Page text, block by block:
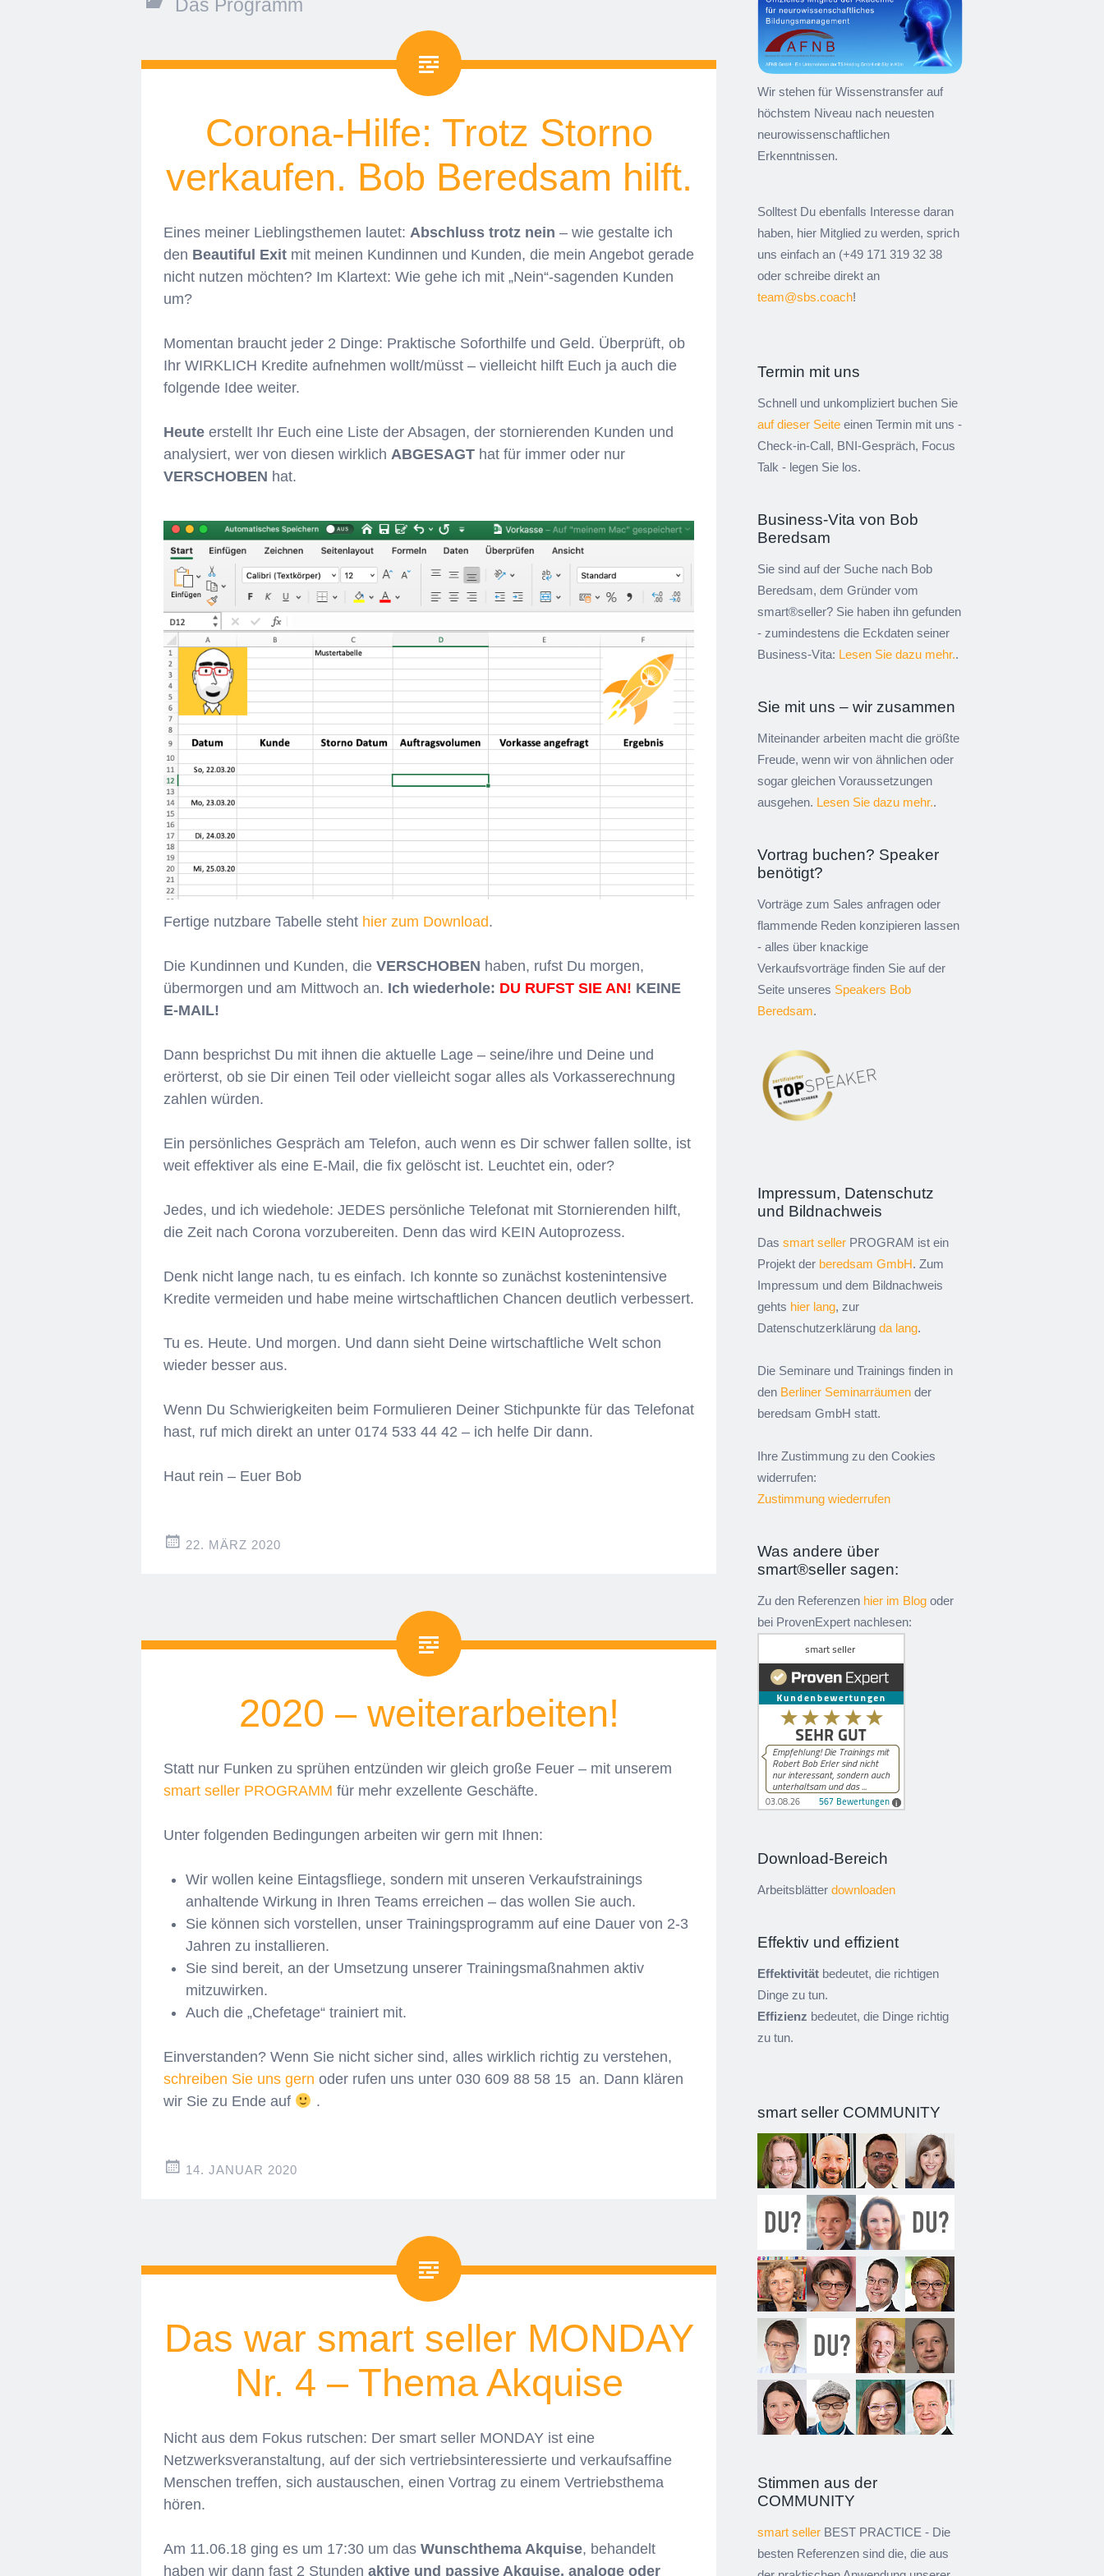
Das Programm
Corona-Hilfe: Trotz Storno
verkaufen. Bob Beredsam hilft.
Eines meiner Lieblingsthemen lautet: Abschluss trotz nein – wie gestalte ich
den Beautiful Exit mit meinen Kundinnen und Kunden, die mein Angebot gerade
nicht nutzen möchten? Im Klartext: Wie gehe ich mit „Nein“-sagenden Kunden
um?
Momentan braucht jeder 2 Dinge: Praktische Soforthilfe und Geld. Überprüft, ob
Ihr WIRKLICH Kredite aufnehmen wollt/müsst – vielleicht hilft Euch ja auch die
folgende Idee weiter.
Heute erstellt Ihr Euch eine Liste der Absagen, der stornierenden Kunden und
analysiert, wer von diesen wirklich ABGESAGT hat für immer oder nur
VERSCHOBEN hat.
Fertige nutzbare Tabelle steht hier zum Download.
Die Kundinnen und Kunden, die VERSCHOBEN haben, rufst Du morgen,
übermorgen und am Mittwoch an. Ich wiederhole: DU RUFST SIE AN! KEINE
E-MAIL!
Dann besprichst Du mit ihnen die aktuelle Lage – seine/ihre und Deine und
erörterst, ob sie Dir einen Teil oder vielleicht sogar alles als Vorkasserechnung
zahlen würden.
Ein persönliches Gespräch am Telefon, auch wenn es Dir schwer fallen sollte, ist
weit effektiver als eine E-Mail, die fix gelöscht ist. Leuchtet ein, oder?
Jedes, und ich wiedehole: JEDES persönliche Telefonat mit Stornierenden hilft,
die Zeit nach Corona vorzubereiten. Denn das wird KEIN Autoprozess.
Denk nicht lange nach, tu es einfach. Ich konnte so zunächst kostenintensive
Kredite vermeiden und habe meine wirtschaftlichen Chancen deutlich verbessert.
Tu es. Heute. Und morgen. Und dann sieht Deine wirtschaftliche Welt schon
wieder besser aus.
Wenn Du Schwierigkeiten beim Formulieren Deiner Stichpunkte für das Telefonat
hast, ruf mich direkt an unter 0174 533 44 42 – ich helfe Dir dann.
Haut rein – Euer Bob
22. MÄRZ 2020
2020 – weiterarbeiten!
Statt nur Funken zu sprühen entzünden wir gleich große Feuer – mit unserem
smart seller PROGRAMM für mehr exzellente Geschäfte.
Unter folgenden Bedingungen arbeiten wir gern mit Ihnen:
Wir wollen keine Eintagsfliege, sondern mit unseren Verkaufstrainings
anhaltende Wirkung in Ihren Teams erreichen – das wollen Sie auch.
Sie können sich vorstellen, unser Trainingsprogramm auf eine Dauer von 2-3
Jahren zu installieren.
Sie sind bereit, an der Umsetzung unserer Trainingsmaßnahmen aktiv
mitzuwirken.
Auch die „Chefetage“ trainiert mit.
Einverstanden? Wenn Sie nicht sicher sind, alles wirklich richtig zu verstehen,
schreiben Sie uns gern oder rufen uns unter 030 609 88 58 15 an. Dann klären
wir Sie zu Ende auf
.
14. JANUAR 2020
Das war smart seller MONDAY
Nr. 4 – Thema Akquise
Nicht aus dem Fokus rutschen: Der smart seller MONDAY ist eine
Netzwerksveranstaltung, auf der sich vertriebsinteressierte und verkaufsaffine
Menschen treffen, sich austauschen, einen Vortrag zu einem Vertriebsthema
hören.
Am 11.06.18 ging es um 17:30 um das Wunschthema Akquise, behandelt
haben wir dann fast 2 Stunden aktive und passive Akquise, analoge oder
Wir stehen für Wissenstransfer auf
höchstem Niveau nach neuesten
neurowissenschaftlichen
Erkenntnissen.
Solltest Du ebenfalls Interesse daran
haben, hier Mitglied zu werden, sprich
uns einfach an (+49 171 319 32 38
oder schreibe direkt an
team@sbs.coach!
Termin mit uns
Schnell und unkompliziert buchen Sie
auf dieser Seite einen Termin mit uns -
Check-in-Call, BNI-Gespräch, Focus
Talk - legen Sie los.
Business-Vita von Bob
Beredsam
Sie sind auf der Suche nach Bob
Beredsam, dem Gründer vom
smart®seller? Sie haben ihn gefunden
- zumindestens die Eckdaten seiner
Business-Vita: Lesen Sie dazu mehr..
Sie mit uns – wir zusammen
Miteinander arbeiten macht die größte
Freude, wenn wir von ähnlichen oder
sogar gleichen Voraussetzungen
ausgehen. Lesen Sie dazu mehr..
Vortrag buchen? Speaker
benötigt?
Vorträge zum Sales anfragen oder
flammende Reden konzipieren lassen
- alles über knackige
Verkaufsvorträge finden Sie auf der
Seite unseres Speakers Bob
Beredsam.
Impressum, Datenschutz
und Bildnachweis
Das smart seller PROGRAM ist ein
Projekt der beredsam GmbH. Zum
Impressum und dem Bildnachweis
gehts hier lang, zur
Datenschutzerklärung da lang.
Die Seminare und Trainings finden in
den Berliner Seminarräumen der
beredsam GmbH statt.
Ihre Zustimmung zu den Cookies
widerrufen:
Zustimmung wiederrufen
Was andere über
smart®seller sagen:
Zu den Referenzen hier im Blog oder
bei ProvenExpert nachlesen:
Download-Bereich
Arbeitsblätter downloaden
Effektiv und effizient
Effektivität bedeutet, die richtigen
Dinge zu tun.
Effizienz bedeutet, die Dinge richtig
zu tun.
smart seller COMMUNITY
Stimmen aus der
COMMUNITY
smart seller BEST PRACTICE - Die
besten Referenzen sind die, die aus